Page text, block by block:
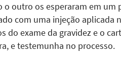
o outro os esperaram em um
com uma injeção aplicada
do exame da gravidez e o
e testemunha no processo.